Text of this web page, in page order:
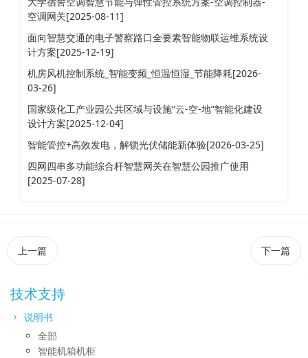
空调网关[2025-08-11]
面向智慧交通的电子警察路口全要素智能物联运维系统设
计方案[2025-12-19]
机房风机控制系统_智能变频_恒温恒湿_节能降耗[2026-
03-26]
国家级化工产业园公共区域与设施“云-空-地”智能化建设
设计方案[2025-12-04]
智能管控+高效发电，解锁光伏储能新体验[2026-03-25]
四网四串多功能综合杆智慧网关在智慧公园推广使用
[2025-07-28]
上一篇 下一篇
技术支持
说明书
全部
智能机箱机柜